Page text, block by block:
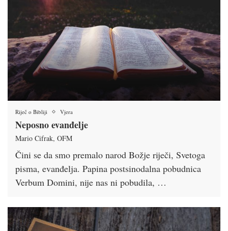
Riječ o Bibliji Vjera
Neposno evanđelje
Mario Cifrak, OFM
Čini se da smo premalo narod Božje riječi, Svetoga
pisma, evanđelja. Papina postsinodalna pobudnica
Verbum Domini, nije nas ni pobudila, …